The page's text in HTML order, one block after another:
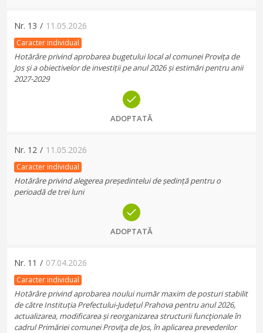
Nr. 13 / 11.05.2026
Caracter individual
Hotărâre privind aprobarea bugetului local al comunei Provița de
Jos și a obiectivelor de investiții pe anul 2026 și estimări pentru anii
2027-2029
ADOPTATĂ
Nr. 12 / 11.05.2026
Caracter individual
Hotărâre privind alegerea președintelui de ședință pentru o
perioadă de trei luni
ADOPTATĂ
Nr. 11 / 07.04.2026
Caracter individual
Hotărâre privind aprobarea noului număr maxim de posturi stabilit
de către Instituția Prefectului-Județul Prahova pentru anul 2026,
actualizarea, modificarea și reorganizarea structurii funcţionale în
cadrul Primăriei comunei Proviţa de Jos, în aplicarea prevederilor